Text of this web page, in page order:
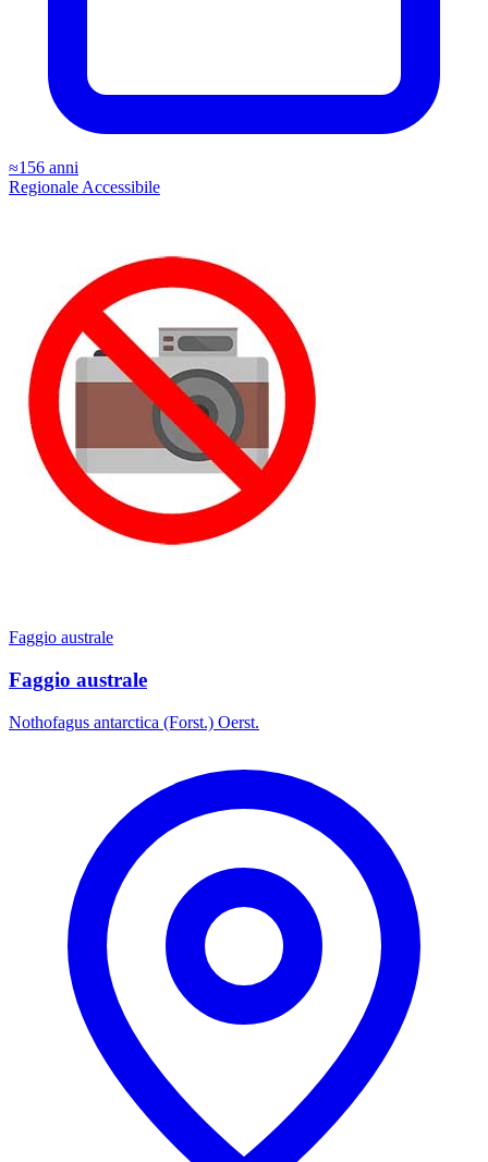
≈156 anni
Regionale Accessibile
Faggio australe
Faggio australe
Nothofagus antarctica (Forst.) Oerst.